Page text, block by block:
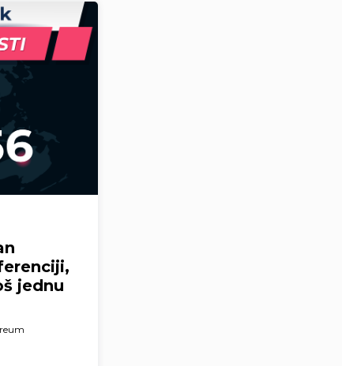
jednu